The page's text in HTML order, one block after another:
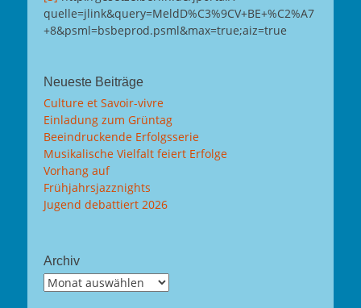
quelle=jlink&query=MeldD%C3%9CV+BE+%C2%A7
+8&psml=bsbeprod.psml&max=true;aiz=true
Neueste Beiträge
Culture et Savoir-vivre
Einladung zum Grüntag
Beeindruckende Erfolgsserie
Musikalische Vielfalt feiert Erfolge
Vorhang auf
Frühjahrsjazznights
Jugend debattiert 2026
Archiv
Archiv